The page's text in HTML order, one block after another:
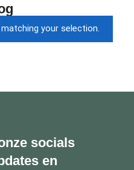
your selection.
socials
en